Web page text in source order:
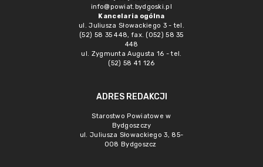
info@powiat.bydgoski.pl
Kancelaria ogólna
ul. Juliusza Słowackiego 3 - tel.
(52) 58 35 448, fax. (052) 58 35
448
ul. Zygmunta Augusta 16 - tel.
(52) 58 41 126
ADRES REDAKCJI
Starostwo Powiatowe w
Bydgoszczy
ul. Juliusza Słowackiego 3, 85-
008 Bydgoszcz